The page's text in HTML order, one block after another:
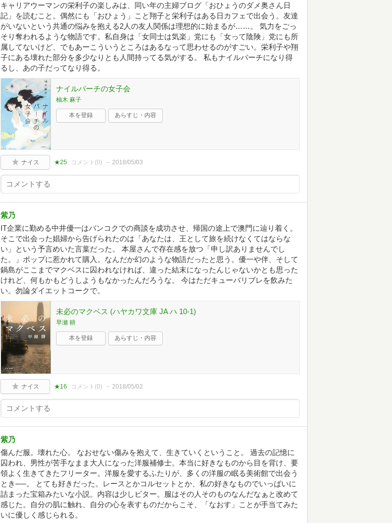
キャリアウーマンの栄利子の楽しみは、同い年の主婦ブログ「おひょうのダメ奥さん日
記」を読むこと。偶然にも「おひょう」こと翔子と栄利子はある日カフェで出会う。友達
がいないという共通の悩みを抱える2人の友人関係は理想的に始まるが……。 気力をごっ
そり奪われるような物語です。私自身は「女同士は気楽」党にも「女って陰険」党にも所
属してないけど、でもあーこういうところはあるなって思わせるのがすごい。栄利子や翔
子にある壊れた部分を多少なりとも人間持ってる気がする。 私もナイルパーチになり得
るし、あの子だってなり得る。
ナイルパーチの女子会
柚木 麻子
本を登録 あらすじ・内容
ナイス ★25 コメント(0) 2018/05/03
紫乃
IT企業に勤める中井優一はバンコクでの商談を成功させ、帰国の途上で澳門に辿り着く。
そこで出会った娼婦から告げられたのは「あなたは、王として旅を続けなくてはならな
い」という予言めいた言葉だった。 本屋さんで存在感を放つ「申し訳ありませんでし
た。」ポップに惹かれて購入。なんだか幻のような物語だったと思う。優一や伴、そして
鍋島がここまでマクベスに囚われなければ、違った結末になったんじゃないかとも思った
けれど、何もかもどうしようもなかったんだろうな。 今はただキューバリブレを飲みた
い。勿論ダイエットコークで。
未必のマクベス (ハヤカワ文庫 JA ハ 10-1)
早瀬 耕
本を登録 あらすじ・内容
ナイス ★16 コメント(0) 2018/05/02
紫乃
傷んだ服。壊れた心。 なおせない傷みを抱えて、生きていくということ。 過去の記憶に
囚われ、男性が苦手なまま大人になった洋服補修士。本当に好きなものから目を背け、要
領よく生きてきたフリーター。洋服を愛するふたりが、多くの洋服の眠る美術館で出会う
とき──。 とても好きだった。レースとかコルセットとか、私の好きなものでいっぱいに
詰まった宝箱みたいな小説。内容は少しビター。服はその人そのものなんだなぁと改めて
感じた。自分の肌に触れ、自分の心を表すものだからこそ、「なおす」ことが手当てみた
いに優しく感じられる。